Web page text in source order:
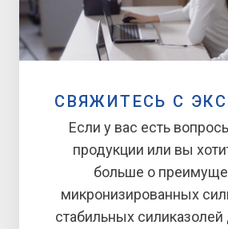
СВЯЖИТЕСЬ С
Если у вас есть
продукции или вы
больше о
микронизированных
стабильных